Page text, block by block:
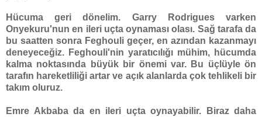
Hücuma geri dönelim. Garry Rodrigues varken
Onyekuru'nun en ileri uçta oynaması olası. Sağ tarafa da
bu saatten sonra Feghouli geçer, en azından kazanmayı
deneyeceğiz. Feghouli'nin yaratıcılığı mühim, hücumda
kalma noktasında büyük bir önemi var. Bu üçlüyle ön
tarafın hareketliliği artar ve açık alanlarda çok tehlikeli bir
takım oluruz.
Emre Akbaba da en ileri uçta oynayabilir. Biraz daha